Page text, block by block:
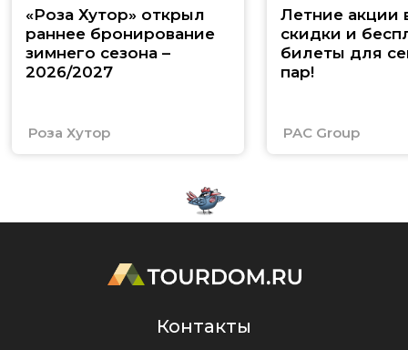
«Роза Хутор» открыл
раннее бронирование
зимнего сезона –
2026/2027
Роза Хутор
Летние акции
скидки и
билеты для
пар!
PAC Group
Контакты